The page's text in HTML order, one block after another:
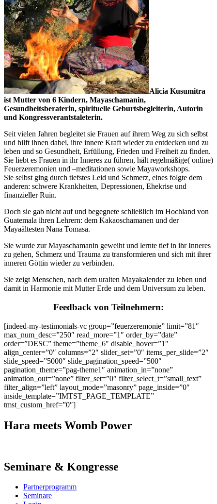
Alicia Kusumitra
ist Mutter von 6 Kindern, Mayaschamanin,
Gesundheitsberaterin, spirituelle Geburtsbegleiterin, Autorin
und Kongressverantstaleterin.
Seit vielen Jahren begleitet sie Frauen auf ihrem Weg zu sich selbst
und hilft ihnen dabei, ihre innere Kraft wieder zu entdecken und zu
leben und so Gesundheit, Erfüllung, Frieden und Freiheit zu finden.
Sie liebt es Frauen in ihr Inneres zu führen, hält regelmäßige( online)
Feuerzeremonien und –meditationen sowie Mayaworkshops.
Sie selbst ging durch tiefstes Leid und Schmerz, eines folgte dem
anderen: schwere Krankheiten, Depressionen, Ehekrise und
finanzieller Ruin.
Doch sie gab nicht auf und begegnete schließlich im Hochland von
Guatemala ihren Lehrern: dem Kakaoschamanen und der
Mayaältesten Nana Tomasa.
Sie wurde zur Mayaschamanin geweiht und lernte tief in ihr Inneres
zu gehen, Schmerz und Trauma zu transformieren und sich mit ihrer
inneren Göttin wieder zu verbinden.
Sie zeigt Menschen, nach dem uralten Mayakalender zu leben und
damit in Harmonie mit Mutter Erde und dem Universum zu leben.
Feedback von Teilnehmern:
[indeed-my-testimonials-vc group=”feuerzeremonie” limit=”81″
max_num_desc=”250″ read_more=”1″ order_by=”date”
order=”DESC” theme=”theme_6″ disable_hover=”1″
align_center=”0″ columns=”2″ slider_set=”0″ items_per_slide=”2″
slide_speed=”5000″ slide_pagination_speed=”500″
pagination_theme=”pag-theme1″ animation_in=”none”
animation_out=”none” filter_set=”0″ filter_select_t=”small_text”
filter_align=”left” layout_mode=”masonry” page_inside=”0″
inside_template=”IMTST_PAGE_TEMPLATE”
tmst_custom_href=”0″]
Hara meets Womb Power
Seminare & Kongresse
Partnerprogramm
Seminare